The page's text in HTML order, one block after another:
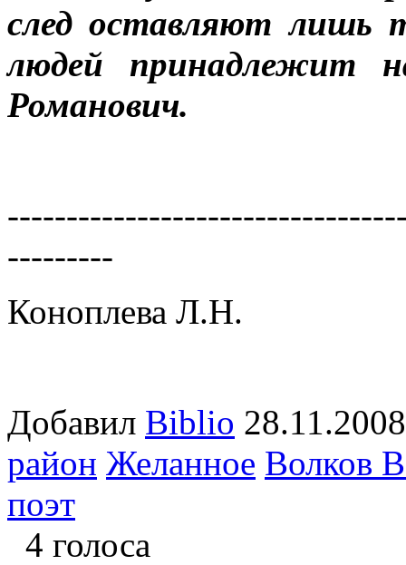
след оставляют лишь
людей принадлежит
Романович.
---------
Коноплева Л.Н.
Добавил Biblio
район Желанное Волков
поэт
4 голоса